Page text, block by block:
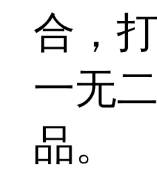
合，
一无
品。